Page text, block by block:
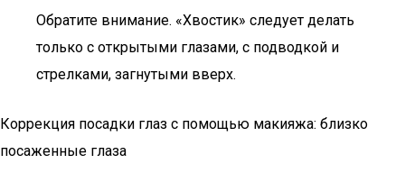
Обратите внимание. «Хвостик» следует делать
только с открытыми глазами, с подводкой и
стрелками, загнутыми вверх.
Коррекция посадки глаз с помощью макияжа: близко
посаженные глаза